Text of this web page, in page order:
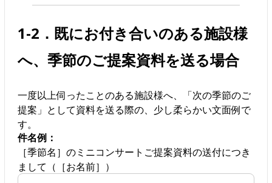
1-2．既にお付き合いのある施設様
へ、季節のご提案資料を送る場合
一度以上伺ったことのある施設様へ、「次の季節のご
提案」として資料を送る際の、少し柔らかい文面例で
す。
件名例：
［季節名］のミニコンサートご提案資料の送付につき
まして（［お名前］）